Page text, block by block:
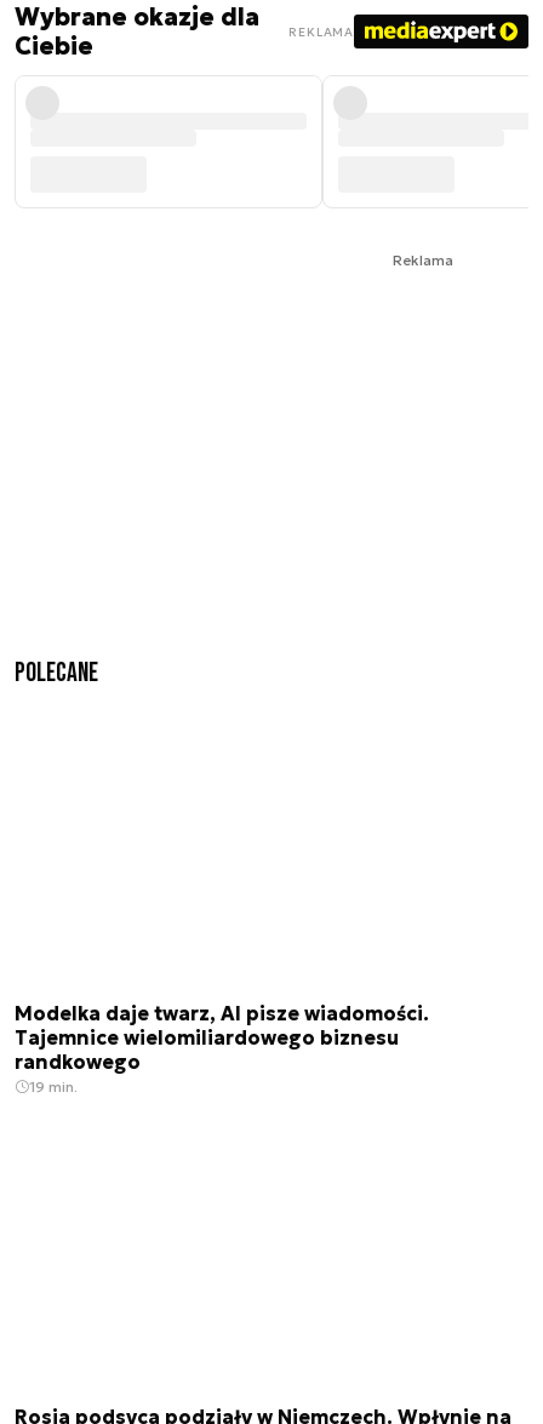
Wybrane okazje dla
Ciebie
REKLAMA
Reklama
Polecane
Modelka daje twarz, AI pisze wiadomości.
Tajemnice wielomiliardowego biznesu
randkowego
19 min.
Rosja podsyca podziały w Niemczech. Wpłynie na